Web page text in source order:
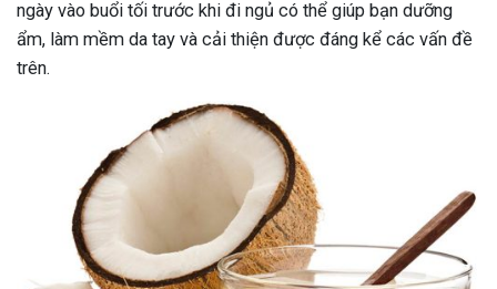
ngày vào buổi tối trước khi đi ngủ có thể giúp bạn dưỡng
ẩm, làm mềm da tay và cải thiện được đáng kể các vấn đề
trên.